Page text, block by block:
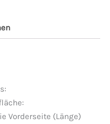
Vorderseite (Länge)